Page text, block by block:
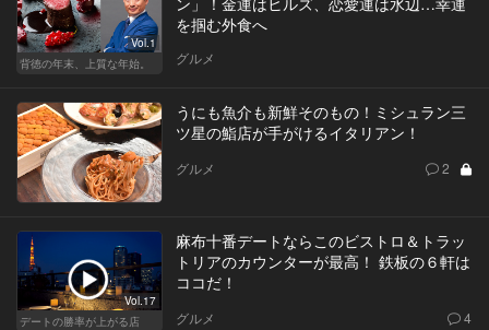
Vol.1
背徳の年末、上質な年始。
を掴む外食へ
グルメ
うにも魚介も新鮮そのもの！ミシュラン三
ツ星の鮨店が手がけるイタリアン！
グルメ 2
Vol.17
デートの勝率が上がる店
麻布十番デートならこのビストロ＆トラッ
トリアのカウンターが最高！ 鉄板の６軒は
ココだ！
グルメ 4